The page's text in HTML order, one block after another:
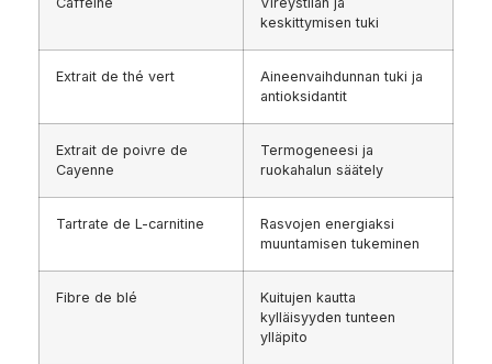
keskittymisen tuki
Extrait de thé vert
Aineenvaihdunnan tuki ja
antioksidantit
Extrait de poivre de
Cayenne
Termogeneesi ja
ruokahalun säätely
Tartrate de L-carnitine
Rasvojen energiaksi
muuntamisen tukeminen
Fibre de blé
Kuitujen kautta
kylläisyyden tunteen
ylläpito